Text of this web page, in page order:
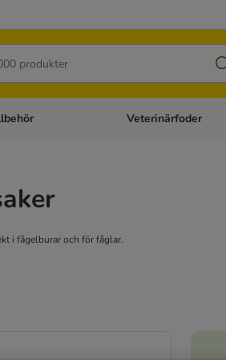
menu: Kattfoder Open category menu:
Veterinärfoder
i fågelburar och för fåglar.